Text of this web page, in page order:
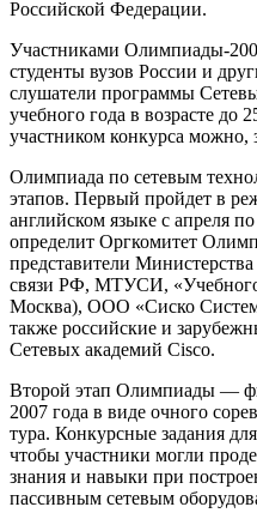
Российской Федерации.
Участниками Олимпиады-
студенты вузов России и
слушатели программы
учебного года в возрасте до
участником конкурса можно,
Олимпиада по сетевым
этапов. Первый пройдет в
английском языке с апреля
определит Оргкомитет
представители
связи РФ, МТУСИ, «Учебного
Москва), ООО «Сиско
также российские и
Сетевых академий Cisco.
Второй этап Олимпиады —
2007 года в виде очного
тура. Конкурсные задания
чтобы участники могли
знания и навыки при
пассивным сетевым